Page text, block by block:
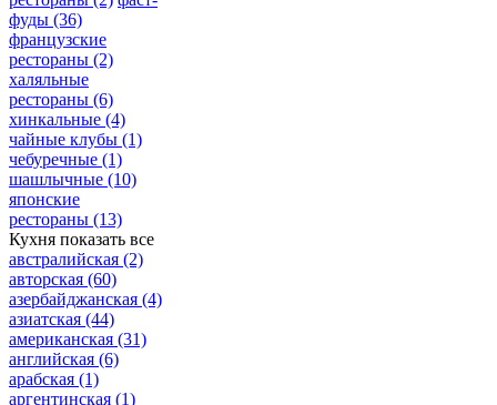
фуды (36)
французские
рестораны (2)
халяльные
рестораны (6)
хинкальные (4)
чайные клубы (1)
чебуречные (1)
шашлычные (10)
японские
рестораны (13)
Кухня показать все
австралийская (2)
авторская (60)
азербайджанская (4)
азиатская (44)
американская (31)
английская (6)
арабская (1)
аргентинская (1)